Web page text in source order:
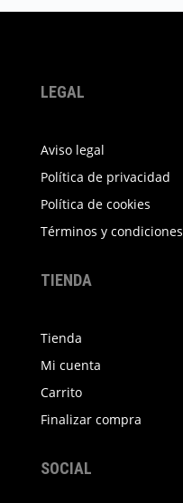
LEGAL
Aviso legal
Política de privacidad
Política de cookies
Términos y condiciones
TIENDA
Tienda
Mi cuenta
Carrito
Finalizar compra
SOCIAL